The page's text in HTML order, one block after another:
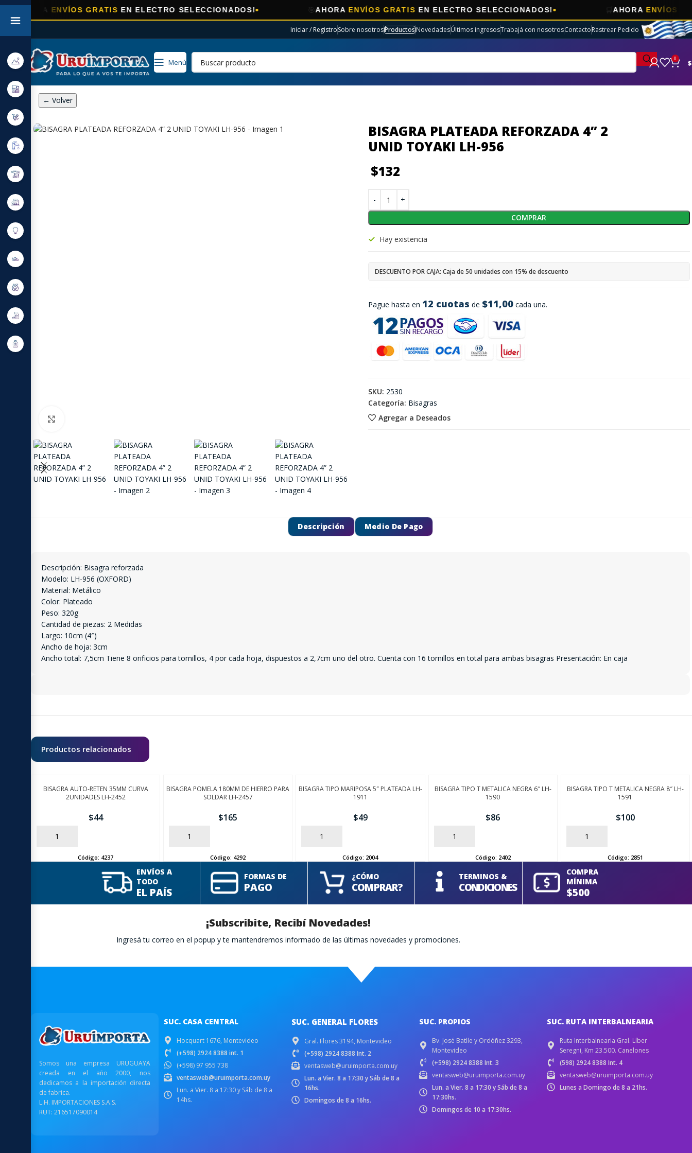
ENVÍOS GRATISEN ELECTRO SELECCIONADOS! AHORAENVÍOS GRATISEN ELECTRO SELECCIONADOS! ENVÍOS GRATISEN
Iniciar / RegistroSobre nosotrosProductosNovedadesÚltimos ingresosTrabajá con nosotrosContactoRastrear Pedido
Menú 0 $
← Volver
BISAGRA PLATEADA REFORZADA 4” 2
UNID TOYAKI LH-956
$132
Pague hasta en 12 cuotas de $11,00cada una.
Hay existencia
DESCUENTO POR CAJA: Caja de 50 unidades con 15% de descuento
COMPRAR
Agregar a Deseados
SKU: 2530
Categoría: Bisagras
Descripción Medio De Pago
Descripción: Bisagra reforzada
Modelo: LH-956 (OXFORD)
Material: Metálico
Color: Plateado
Peso: 320g
Cantidad de piezas: 2 Medidas
Largo: 10cm (4″)
Ancho de hoja: 3cm
Ancho total: 7,5cm Tiene 8 orificios para tornillos, 4 por cada hoja, dispuestos a 2,7cm uno del otro. Cuenta con 16 tornillos en total para ambas bisagras Presentación: En caja
Productos relacionados
BISAGRA AUTO-RETEN 35MM CURVA
2UNIDADES LH-2452
$44
AÑADIR
Código: 4237
BISAGRA POMELA 180MM DE HIERRO PARA
SOLDAR LH-2457
$165
AÑADIR
Código: 4292
BISAGRA TIPO MARIPOSA 5″ PLATEADA LH-
1911
$49
AÑADIR
Código: 2004
BISAGRA TIPO T METALICA NEGRA 6″ LH-
1590
$86
AÑADIR
Código: 2402
BISAGRA TIPO T METALICA NEGRA 8″ LH-
1591
$100
AÑADIR
Código: 2851
ENVÍOS A
TODO
EL PAÍS
FORMAS DE
PAGO
¿CÓMO
COMPRAR?
TERMINOS &
CONDICIONES
COMPRA
MÍNIMA
$500
¡Subscribite, Recibí Novedades!
Ingresá tu correo en el popup y te mantendremos informado de las últimas novedades y promociones.
Somos una empresa URUGUAYA
creada en el año 2000, nos
dedicamos a la importación directa
de fabrica.
L.H. IMPORTACIONES S.A.S.
RUT: 216517090014
SUC. CASA CENTRAL
Hocquart 1676, Montevideo
(+598) 2924 8388 int. 1
(+598) 97 955 738
ventasweb@uruimporta.com.uy
Lun. a Vier. 8 a 17:30 y Sáb de 8 a
14hs.
SUC. GENERAL FLORES
Gral. Flores 3194, Montevideo
(+598) 2924 8388 Int. 2
ventasweb@uruimporta.com.uy
Lun. a Vier. 8 a 17:30 y Sáb de 8 a
16hs.
Domingos de 8 a 16hs.
SUC. PROPIOS
Bv. José Batlle y Ordóñez 3293,
Montevideo
(+598) 2924 8388 Int. 3
ventasweb@uruimporta.com.uy
Lun. a Vier. 8 a 17:30 y Sáb de 8 a
17:30hs.
Domingos de 10 a 17:30hs.
SUC. RUTA INTERBALNEARIA
Ruta Interbalnearia Gral. Líber
Seregni, Km 23.500. Canelones
(598) 2924 8388 Int. 4
ventasweb@uruimporta.com.uy
Lunes a Domingo de 8 a 21hs.